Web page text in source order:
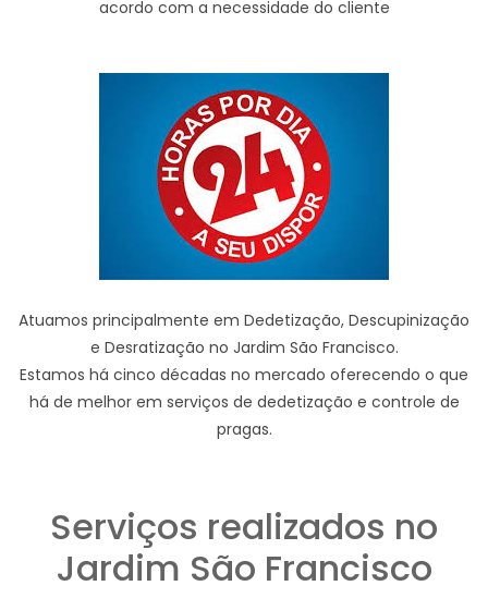
acordo com a necessidade do cliente
Atuamos principalmente em Dedetização, Descupinização
e Desratização no Jardim São Francisco.
Estamos há cinco décadas no mercado oferecendo o que
há de melhor em serviços de dedetização e controle de
pragas.
Serviços realizados no
Jardim São Francisco